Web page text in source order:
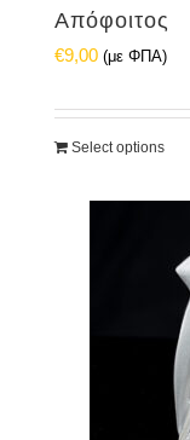
Απόφοιτος
€9,00 (με ΦΠΑ)
Select options